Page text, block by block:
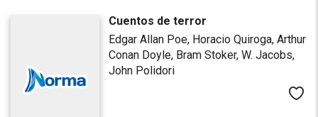
Cuentos de terror
Edgar Allan Poe, Horacio Quiroga, Arthur
Conan Doyle, Bram Stoker, W. Jacobs,
John Polidori